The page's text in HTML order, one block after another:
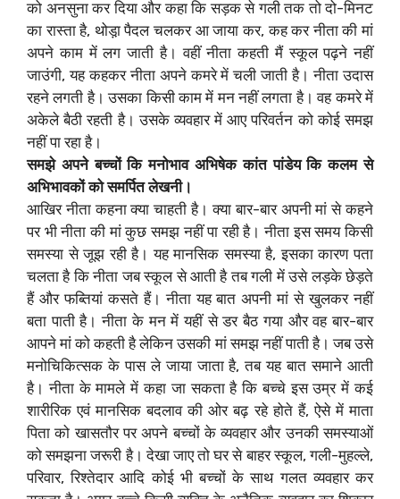
को अनसुना कर दिया और कहा कि सड़क से गली तक तो दो-मिनट
का रास्ता है, थोड़ा़ पैदल चलकर आ जाया कर, कह कर नीता की मां
अपने काम में लग जाती है। वहीं नीता कहती मैं स्कूल पढ़ने नहीं
जाउंगी, यह कहकर नीता अपने कमरे में चली जाती है। नीता उदास
रहने लगती है। उसका किसी काम में मन नहीं लगता है। वह कमरे में
अकेले बैठी रहती है। उसके व्यवहार में आए परिवर्तन को कोई समझ
नहीं पा रहा है।
समझे अपने बच्चों कि मनोभाव अभिषेक कांत पांडेय कि कलम से
अभिभावकों को समर्पित लेखनी।
आखिर नीता कहना क्या चाहती है। क्या बार-बार अपनी मां से कहने
पर भी नीता की मां कुछ समझ नहीं पा रही है। नीता इस समय किसी
समस्या से जूझ रही है। यह मानसिक समस्या है, इसका कारण पता
चलता है कि नीता जब स्कूल से आती है तब गली में उसे लड़के छेड़ते
हैं और फब्तियां कसते हैं। नीता यह बात अपनी मां से खुलकर नहीं
बता पाती है। नीता के मन में यहीं से डर बैठ गया और वह बार-बार
आपने मां को कहती है लेकिन उसकी मां समझ नहीं पाती है। जब उसे
मनोचिकित्सक के पास ले जाया जाता है, तब यह बात समाने आती
है। नीता के मामले में कहा जा सकता है कि बच्चे इस उम्र में कई
शारीरिक एवं मानसिक बदलाव की ओर बढ़ रहे होते हैं, ऐसे में माता
पिता को खासतौर पर अपने बच्चों के व्यवहार और उनकी समस्याओं
को समझना जरूरी है। देखा जाए तो घर से बाहर स्कूल, गली-मुहल्ले,
परिवार, रिश्तेदार आदि कोई भी बच्चों के साथ गलत व्यवहार कर